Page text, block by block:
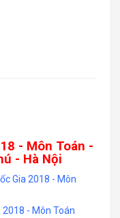
- Môn Toán -
- Hà Nội
Gia 2018 - Môn
- Môn Toán